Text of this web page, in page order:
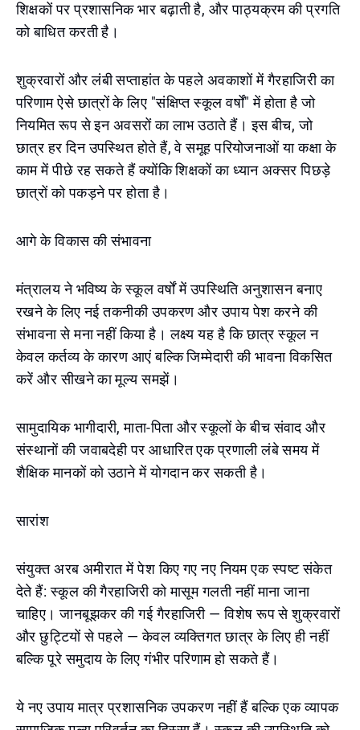
शिक्षकों पर प्रशासनिक भार बढ़ाती है, और पाठ्यक्रम की प्रगति
को बाधित करती है।
शुक्रवारों और लंबी सप्ताहांत के पहले अवकाशों में गैरहाजिरी का
परिणाम ऐसे छात्रों के लिए "संक्षिप्त स्कूल वर्षों" में होता है जो
नियमित रूप से इन अवसरों का लाभ उठाते हैं। इस बीच, जो
छात्र हर दिन उपस्थित होते हैं, वे समूह परियोजनाओं या कक्षा के
काम में पीछे रह सकते हैं क्योंकि शिक्षकों का ध्यान अक्सर पिछड़े
छात्रों को पकड़ने पर होता है।
आगे के विकास की संभावना
मंत्रालय ने भविष्य के स्कूल वर्षों में उपस्थिति अनुशासन बनाए
रखने के लिए नई तकनीकी उपकरण और उपाय पेश करने की
संभावना से मना नहीं किया है। लक्ष्य यह है कि छात्र स्कूल न
केवल कर्तव्य के कारण आएं बल्कि जिम्मेदारी की भावना विकसित
करें और सीखने का मूल्य समझें।
सामुदायिक भागीदारी, माता-पिता और स्कूलों के बीच संवाद और
संस्थानों की जवाबदेही पर आधारित एक प्रणाली लंबे समय में
शैक्षिक मानकों को उठाने में योगदान कर सकती है।
सारांश
संयुक्त अरब अमीरात में पेश किए गए नए नियम एक स्पष्ट संकेत
देते हैं: स्कूल की गैरहाजिरी को मासूम गलती नहीं माना जाना
चाहिए। जानबूझकर की गई गैरहाजिरी — विशेष रूप से शुक्रवारों
और छुट्टियों से पहले — केवल व्यक्तिगत छात्र के लिए ही नहीं
बल्कि पूरे समुदाय के लिए गंभीर परिणाम हो सकते हैं।
ये नए उपाय मात्र प्रशासनिक उपकरण नहीं हैं बल्कि एक व्यापक